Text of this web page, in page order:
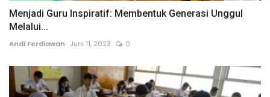
Menjadi Guru Inspiratif: Membentuk Generasi Unggul
Melalui...
Andi Ferdiawan Juni 11, 2023 0